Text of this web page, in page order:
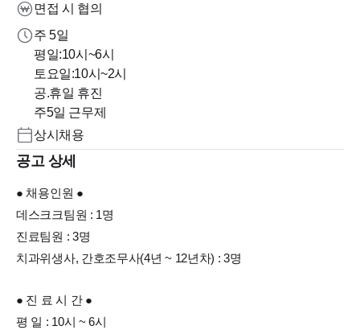
면접 시 협의
주 5일
평일:10시~6시
토요일:10시~2시
공.휴일 휴진
주5일 근무제
상시채용
공고 상세
● 채용인원 ●
데스크크팀원 : 1명
진료팀원 : 3명
치과위생사, 간호조무사(4년 ~ 12년차) : 3명
● 진 료 시 간 ●
평 일 : 10시 ~ 6시